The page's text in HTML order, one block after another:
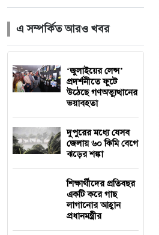
এ সম্পর্কিত আরও খবর
‘জুলাইয়ের লেন্স’
প্রদর্শনীতে ফুটে
উঠেছে গণঅভ্যুত্থানের
ভয়াবহতা
দুপুরের মধ্যে যেসব
জেলায় ৬০ কিমি বেগে
ঝড়ের শঙ্কা
শিক্ষার্থীদের প্রতিবছর
একটি করে গাছ
লাগানোর আহ্বান
প্রধানমন্ত্রীর